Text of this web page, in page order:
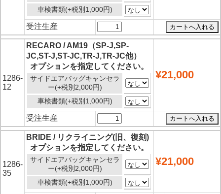
車検書類(+税別1,000円)
受注生産
1286-
12
RECARO / AM19（SP-J,SP-
JC,ST-J,ST-JC,TR-J,TR-JC他）
オプションを指定してください。
サイドエアバッグキャンセラ
ー(+税別2,000円)
車検書類(+税別1,000円)
¥21,000
受注生産
1286-
35
BRIDE / リクライニング(旧、復刻)
オプションを指定してください。
サイドエアバッグキャンセラ
ー(+税別2,000円)
車検書類(+税別1,000円)
¥21,000